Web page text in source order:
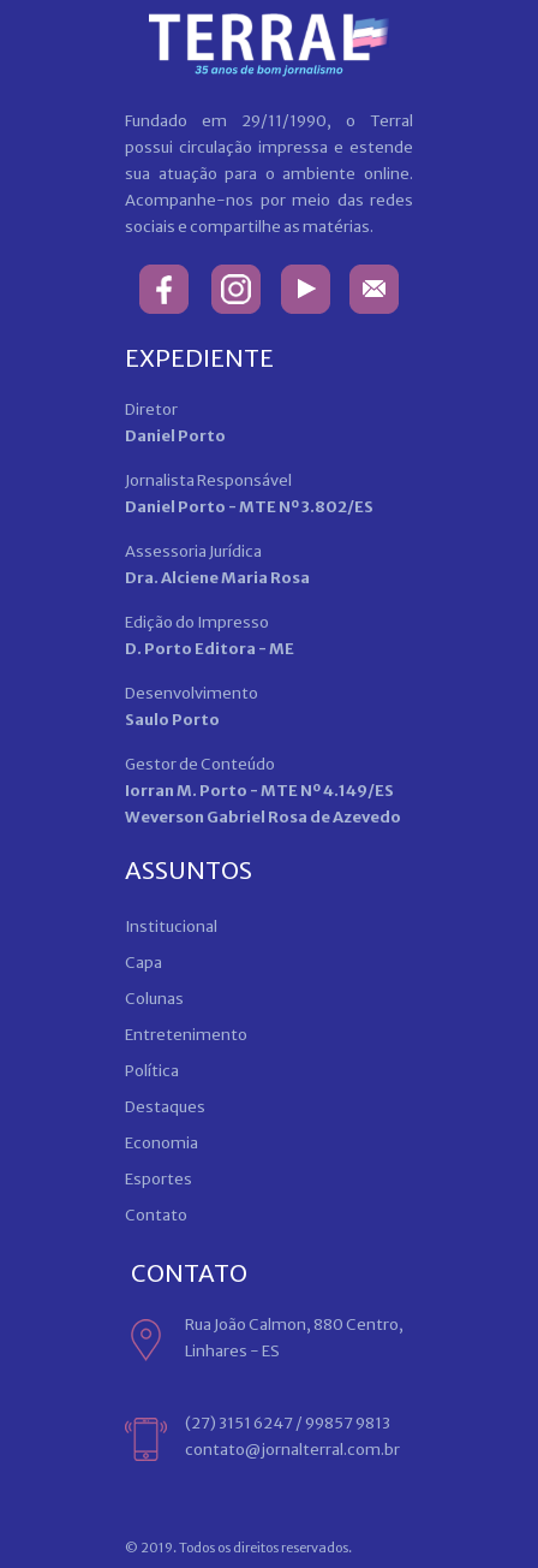
Fundado em 29/11/1990, o Terral
possui circulação impressa e estende
sua atuação para o ambiente online.
Acompanhe-nos por meio das redes
sociais e compartilhe as matérias.
EXPEDIENTE
Diretor
Daniel Porto
Jornalista Responsável
Daniel Porto - MTE Nº 3.802/ES
Assessoria Jurídica
Dra. Alciene Maria Rosa
Edição do Impresso
D. Porto Editora - ME
Desenvolvimento
Saulo Porto
Gestor de Conteúdo
Iorran M. Porto - MTE Nº 4.149/ES
Weverson Gabriel Rosa de Azevedo
ASSUNTOS
Institucional
Capa
Colunas
Entretenimento
Política
Destaques
Economia
Esportes
Contato
CONTATO
Rua João Calmon, 880 Centro,
Linhares - ES
(27) 3151 6247 / 99857 9813
contato@jornalterral.com.br
© 2019. Todos os direitos reservados.